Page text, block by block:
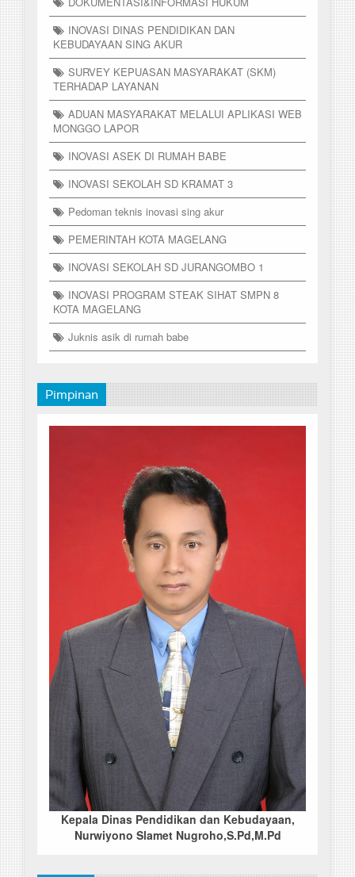
INOVASI DINAS PENDIDIKAN DAN
KEBUDAYAAN SING AKUR
SURVEY KEPUASAN MASYARAKAT (SKM)
TERHADAP LAYANAN
ADUAN MASYARAKAT MELALUI APLIKASI WEB
MONGGO LAPOR
INOVASI ASEK DI RUMAH BABE
INOVASI SEKOLAH SD KRAMAT 3
Pedoman teknis inovasi sing akur
PEMERINTAH KOTA MAGELANG
INOVASI SEKOLAH SD JURANGOMBO 1
INOVASI PROGRAM STEAK SIHAT SMPN 8
KOTA MAGELANG
Juknis asik di rumah babe
Pimpinan
Kepala Dinas Pendidikan dan Kebudayaan,
Nurwiyono Slamet Nugroho,S.Pd,M.Pd